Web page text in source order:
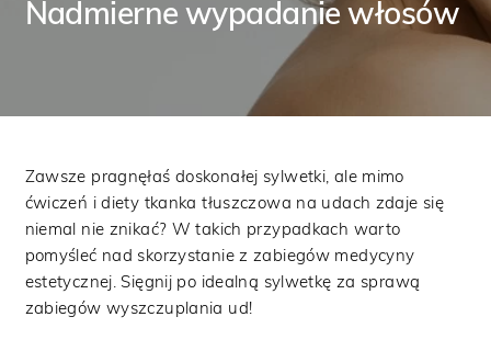
Nadmierne wypadanie włosów
Zawsze pragnęłaś doskonałej sylwetki, ale mimo
ćwiczeń i diety tkanka tłuszczowa na udach zdaje się
niemal nie znikać? W takich przypadkach warto
pomyśleć nad skorzystanie z zabiegów medycyny
estetycznej. Sięgnij po idealną sylwetkę za sprawą
zabiegów wyszczuplania ud!